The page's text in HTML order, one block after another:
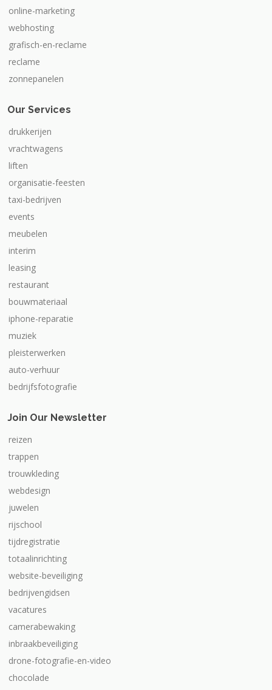
online-marketing
webhosting
grafisch-en-reclame
reclame
zonnepanelen
Our Services
drukkerijen
vrachtwagens
liften
organisatie-feesten
taxi-bedrijven
events
meubelen
interim
leasing
restaurant
bouwmateriaal
iphone-reparatie
muziek
pleisterwerken
auto-verhuur
bedrijfsfotografie
Join Our Newsletter
reizen
trappen
trouwkleding
webdesign
juwelen
rijschool
tijdregistratie
totaalinrichting
website-beveiliging
bedrijvengidsen
vacatures
camerabewaking
inbraakbeveiliging
drone-fotografie-en-video
chocolade